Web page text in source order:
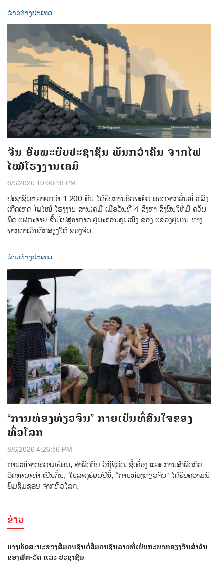
ຂ່າວຕ່າງປະເທດ
ຈີນ ອົບພະຍົບປະຊາຊົນ ພັນກວ່າຄົນ ຈາກໄຟ
ໄໝ້ໂຮງງານເຄມີ
8/6/2026 10:06:18 PM
ປະຊາຊົນຫລາຍກວ່າ 1.200 ຄົນ ໄດ້ຮັບການອົບພະຍົບ ອອກຈາກພື້ນທີ່ ຫລັງ
ເກີດເຫດ ໄຟໄໝ້ ໂຮງງານ ສານເຄມີ ເມື່ອວັນທີ 4 ສິງຫາ ສົ່ງຜົນໃຫ້ມີ ຄວັນ
ພິດ ແຜ່ກະຈາຍ ຂິ້ນໄປສູ່ອາກາດ ຢູ່ນະຄອນຄຸນໝິງ ຂອງ ແຂວງຢູນານ ທາງ
ພາກຕາເວັນຕົກສຽງໃຕ້ ຂອງຈີນ.
ຂ່າວຕ່າງປະເທດ
“ການທ່ອງທ່ຽວຈີນ” ກາຍເປັນທີ່ສົນໃຈຂອງ
ທົ່ວໂລກ
8/6/2026 4:26:56 PM
ການ​​ໜີ​ຈາກ​ຄວາມ​ຮ້ອນ, ​ສຳ​ຜັດ​ກັບ ​ວິ​ຖີ​ຊີ​ວິດ, ​ຊື້​ເຄື່ອງ ແລະ​ ການ​ສຳ​ຜັດ​ກັບ​
ວັດ​ທະ​ນະ​ທຳ ເປັນ​ຕົ້ນ, ໃນ​ລະ​ດູ​ຮ້ອນ​ປີ​ນີ້, “ການ​ທ່ອງ​ທ່ຽວ​ຈີນ” ​ໄດ້​ຮັບ​ຄວາມ​ນິ​
ຍົມ​ຊົມ​ຊອບ ຈາກ​ທົ່ວໂລກ.
ຂ່າວ
ບາງທັດສະນະຂອງສື່ມວນຊົນຕໍ່ສື່ມວນຊົນລາວທີ່ເປັນກະບອກສຽງອັນສຳຄັນ
ຂອງພັກ-ລັດ ແລະ ປະຊາຊົນ